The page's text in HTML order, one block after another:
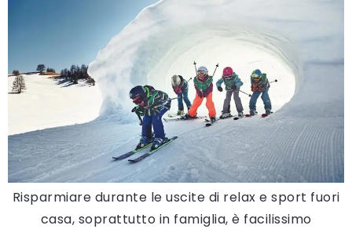
Risparmiare durante le uscite di relax e sport fuori
casa, soprattutto in famiglia, è facilissimo